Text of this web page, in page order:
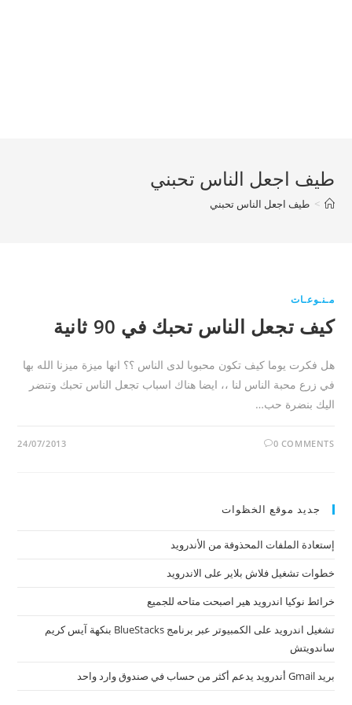
طيف اجعل الناس تحبني
> طيف اجعل الناس تحبني
مـنـوعـات
كيف تجعل الناس تحبك في 90 ثانية
هل فكرت يوما كيف تكون محبوبا لدى الناس ؟؟ انها ميزة ميزنا الله بها
في زرع محبة الناس لنا ،، ايضا هناك اسباب تجعل الناس تحبك وتنضر
اليك بنضرة حب…
0 COMMENTS
24/07/2013
جديد موقع الخظوات
إستعادة الملفات المحذوفة من الأندرويد
خطوات تشغيل فلاش بلاير على الاندرويد
خرائط نوكيا اندرويد هير اصبحت متاحه للجميع
تشغيل اندرويد على الكمبيوتر عبر برنامج BlueStacks بنكهة آيس كريم
ساندويتش
بريد Gmail أندرويد يدعم أكثر من حساب في صندوق وارد واحد